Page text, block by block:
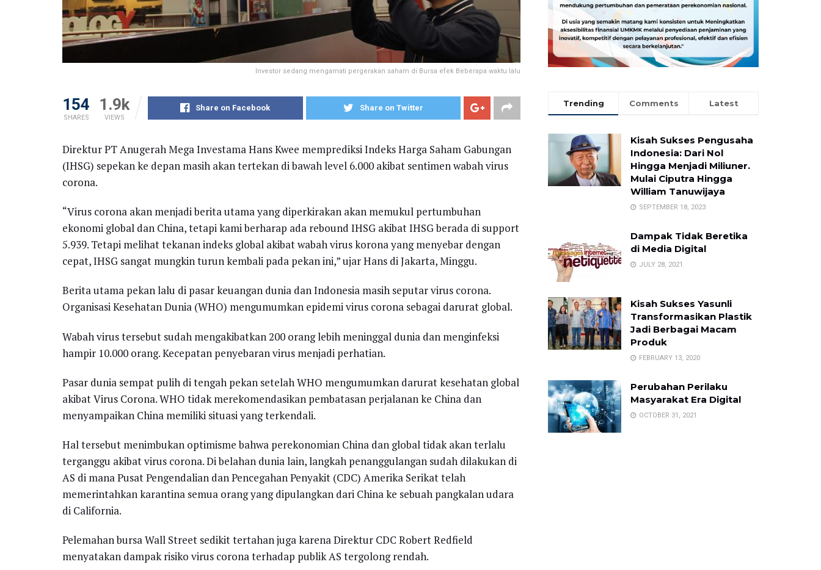
Investor sedang mengamati pergerakan saham di Bursa efek Beberapa waktu lalu
154
SHARES
1.9k
VIEWS
Share on Facebook Share on Twitter
Direktur PT Anugerah Mega Investama Hans Kwee memprediksi Indeks Harga Saham Gabungan
(IHSG) sepekan ke depan masih akan tertekan di bawah level 6.000 akibat sentimen wabah virus
corona.
“Virus corona akan menjadi berita utama yang diperkirakan akan memukul pertumbuhan
ekonomi global dan China, tetapi kami berharap ada rebound IHSG akibat IHSG berada di support
5.939. Tetapi melihat tekanan indeks global akibat wabah virus korona yang menyebar dengan
cepat, IHSG sangat mungkin turun kembali pada pekan ini,” ujar Hans di Jakarta, Minggu.
Berita utama pekan lalu di pasar keuangan dunia dan Indonesia masih seputar virus corona.
Organisasi Kesehatan Dunia (WHO) mengumumkan epidemi virus corona sebagai darurat global.
Wabah virus tersebut sudah mengakibatkan 200 orang lebih meninggal dunia dan menginfeksi
hampir 10.000 orang. Kecepatan penyebaran virus menjadi perhatian.
Pasar dunia sempat pulih di tengah pekan setelah WHO mengumumkan darurat kesehatan global
akibat Virus Corona. WHO tidak merekomendasikan pembatasan perjalanan ke China dan
menyampaikan China memiliki situasi yang terkendali.
Hal tersebut menimbukan optimisme bahwa perekonomian China dan global tidak akan terlalu
terganggu akibat virus corona. Di belahan dunia lain, langkah penanggulangan sudah dilakukan di
AS di mana Pusat Pengendalian dan Pencegahan Penyakit (CDC) Amerika Serikat telah
memerintahkan karantina semua orang yang dipulangkan dari China ke sebuah pangkalan udara
di California.
Pelemahan bursa Wall Street sedikit tertahan juga karena Direktur CDC Robert Redfield
menyatakan dampak risiko virus corona terhadap publik AS tergolong rendah.
Trending Comments Latest
Kisah Sukses Pengusaha
Indonesia: Dari Nol
Hingga Menjadi Miliuner.
Mulai Ciputra Hingga
William Tanuwijaya
SEPTEMBER 18, 2023
Dampak Tidak Beretika
di Media Digital
JULY 28, 2021
Kisah Sukses Yasunli
Transformasikan Plastik
Jadi Berbagai Macam
Produk
FEBRUARY 13, 2020
Perubahan Perilaku
Masyarakat Era Digital
OCTOBER 31, 2021